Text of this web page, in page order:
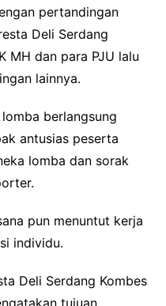
pertandingan
Deli Serdang
MH dan para PJU lalu
lainnya.
berlangsung
antusias peserta
lomba dan sorak
pun menuntut kerja
individu.
Deli Serdang Kombes